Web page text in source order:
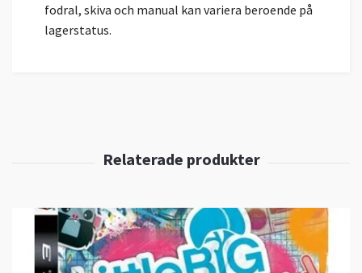
fodral, skiva och manual kan variera beroende på
lagerstatus.